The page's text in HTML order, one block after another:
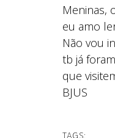
Meninas,
eu amo
Não vou
tb já
que
BJUS
TAGS: